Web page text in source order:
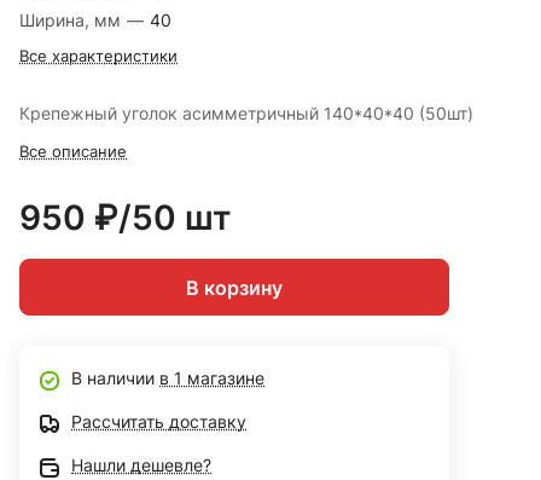
Ширина, мм — 40
Все характеристики
Крепежный уголок асимметричный 140*40*40 (50шт)
Все описание
950 ₽/50 шт
В корзину
В наличии в 1 магазине
Рассчитать доставку
Нашли дешевле?